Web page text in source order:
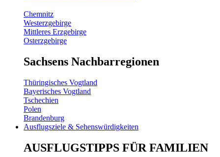
Chemnitz
Westerzgebirge
Mittleres Erzgebirge
Osterzgebirge
Sachsens Nachbarregionen
Thüringisches Vogtland
Bayerisches Vogtland
Tschechien
Polen
Brandenburg
Ausflugsziele & Sehenswürdigkeiten
AUSFLUGSTIPPS FÜR FAMILIEN